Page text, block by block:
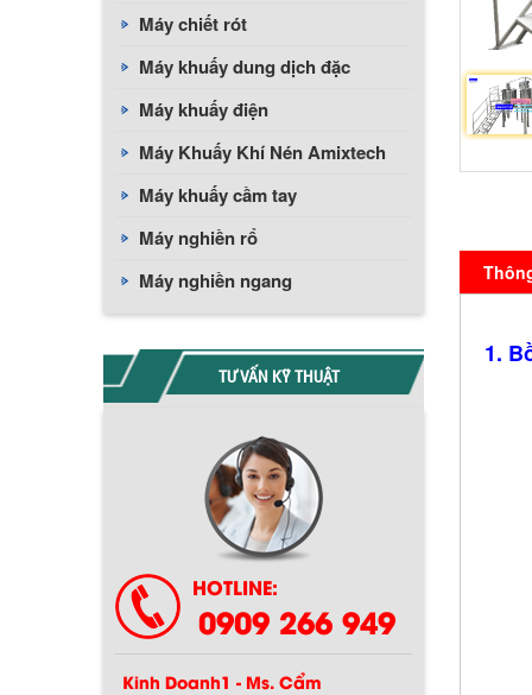
Máy chiết rót
Máy khuấy dung dịch đặc
Máy khuấy điện
Máy Khuấy Khí Nén Amixtech
Máy khuấy cầm tay
Máy nghiền rổ
Máy nghiền ngang
TƯ VẤN KỸ THUẬT
HOTLINE:
0909 266 949
Kinh Doanh1 - Ms. Cẩm
Chính sách bảo hành
1.